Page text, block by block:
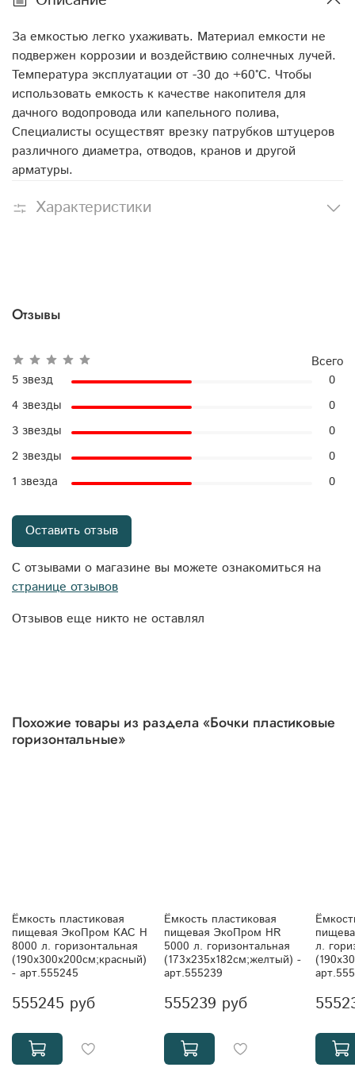
За емкостью легко ухаживать. Материал емкости не
подвержен коррозии и воздействию солнечных лучей.
Температура эксплуатации от -30 до +60°С. Чтобы
использовать емкость к качестве накопителя для
дачного водопровода или капельного полива,
Специалисты осуществят врезку патрубков штуцеров
различного диаметра, отводов, кранов и другой
арматуры.
Характеристики
Отзывы
Отзывов еще никто не оставлял
Всего
5 звезд
0
4 звезды
0
3 звезды
0
2 звезды
0
1 звезда
0
Оставить отзыв
С отзывами о магазине вы можете ознакомиться на
странице отзывов
Похожие товары из раздела «Бочки пластиковые
горизонтальные»
Ёмкость пластиковая
пищевая ЭкоПром КАС H
8000 л. горизонтальная
(190x300x200см;красный)
- арт.555245
555245 руб
Ёмкость пластиковая
пищевая ЭкоПром HR
5000 л. горизонтальная
(173x235x182см;желтый) -
арт.555239
555239 руб
л.